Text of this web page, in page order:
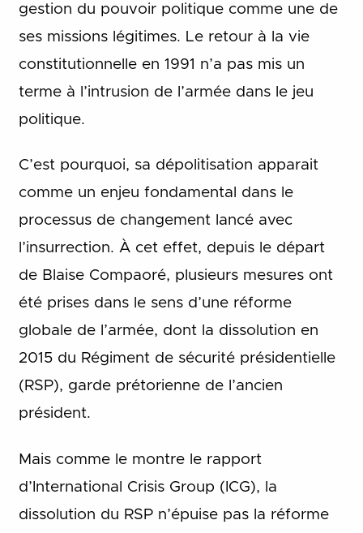
gestion du pouvoir politique comme une de
ses missions légitimes. Le retour à la vie
constitutionnelle en 1991 n’a pas mis un
terme à l’intrusion de l’armée dans le jeu
politique.
C’est pourquoi, sa dépolitisation apparait
comme un enjeu fondamental dans le
processus de changement lancé avec
l’insurrection. À cet effet, depuis le départ
de Blaise Compaoré, plusieurs mesures ont
été prises dans le sens d’une réforme
globale de l’armée, dont la dissolution en
2015 du Régiment de sécurité présidentielle
(RSP), garde prétorienne de l’ancien
président.
Mais comme le montre le rapport
d’International Crisis Group (ICG), la
dissolution du RSP n’épuise pas la réforme